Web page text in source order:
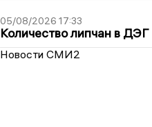
05/08/2026 17:33
Количество липчан в
Новости СМИ2